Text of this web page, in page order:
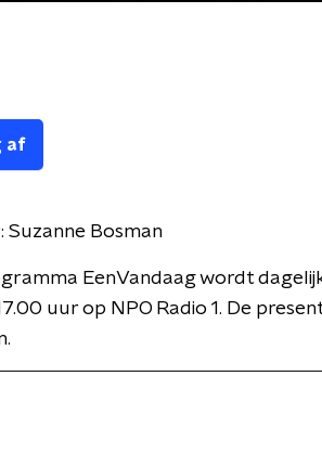
af
Suzanne Bosman
EenVandaag wordt
uur op NPO Radio 1. De